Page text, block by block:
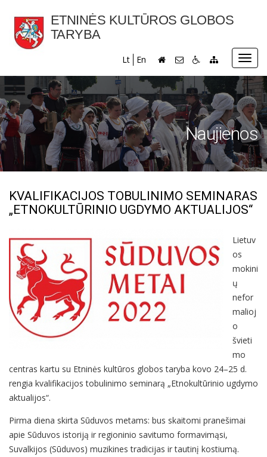
ETNINĖS KULTŪROS GLOBOS
TARYBA
Lt En
Naujienos
KVALIFIKACIJOS TOBULINIMO SEMINARAS
„ETNOKULTŪRINIO UGDYMO AKTUALIJOS“
Lietuv
os
mokini
ų
nefor
malioj
o
švieti
mo
centras kartu su Etninės kultūros globos taryba kovo 24–25 d.
rengia kvalifikacijos tobulinimo seminarą „Etnokultūrinio ugdymo
aktualijos“.
Pirma diena skirta Sūduvos metams: bus skaitomi pranešimai
apie Sūduvos istoriją ir regioninio savitumo formavimąsi,
Suvalkijos (Sūduvos) muzikines tradicijas ir tautinį kostiumą.